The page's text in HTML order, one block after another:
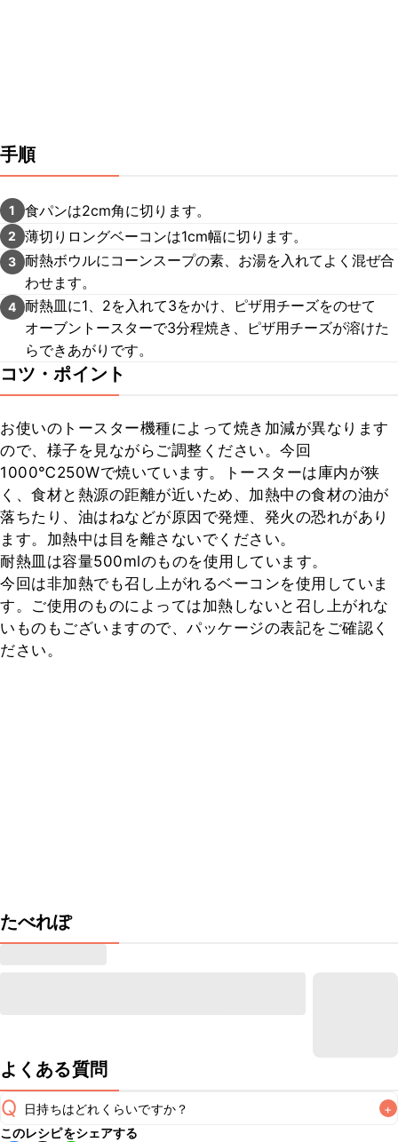
手順
1 食パンは2cm角に切ります。
2 薄切りロングベーコンは1cm幅に切ります。
3 耐熱ボウルにコーンスープの素、お湯を入れてよく混ぜ合
わせます。
4 耐熱皿に1、2を入れて3をかけ、ピザ用チーズをのせて
オーブントースターで3分程焼き、ピザ用チーズが溶けた
らできあがりです。
コツ・ポイント
お使いのトースター機種によって焼き加減が異なります
ので、様子を見ながらご調整ください。今回
1000℃250Wで焼いています。トースターは庫内が狭
く、食材と熱源の距離が近いため、加熱中の食材の油が
落ちたり、油はねなどが原因で発煙、発火の恐れがあり
ます。加熱中は目を離さないでください。
耐熱皿は容量500mlのものを使用しています。
今回は非加熱でも召し上がれるベーコンを使用していま
す。ご使用のものによっては加熱しないと召し上がれな
いものもございますので、パッケージの表記をご確認く
ださい。
たべれぽ
よくある質問
Q 日持ちはどれくらいですか？ +
このレシピをシェアする